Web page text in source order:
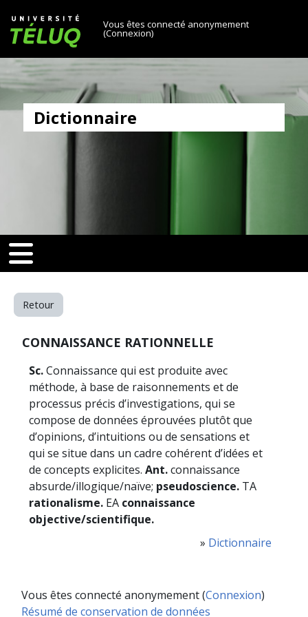
Université TÉLUQ
Vous êtes connecté anonymement
(Connexion)
Dictionnaire
[[nav-toggle]]
toggle]]
Retour
CONNAISSANCE RATIONNELLE
Sc.Connaissance qui est produite avec
méthode, à base de raisonnements et de
processus précis d’investigations, qui se
compose de données éprouvées plutôt que
d’opinions, d’intuitions ou de sensations et
qui se situe dans un cadre cohérent d’idées et
de concepts explicites. Ant.connaissance
absurde/illogique/naïve; pseudoscience. TA
rationalisme. EA connaissance
objective/scientifique.
» Dictionnaire
Vous êtes connecté anonymement (Connexion)
Résumé de conservation de données